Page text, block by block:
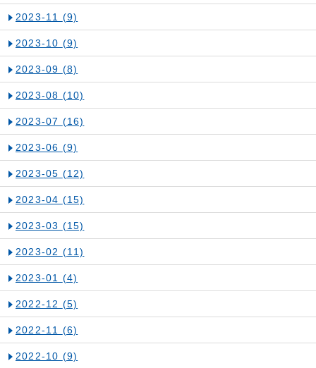
2023-11 (9)
2023-10 (9)
2023-09 (8)
2023-08 (10)
2023-07 (16)
2023-06 (9)
2023-05 (12)
2023-04 (15)
2023-03 (15)
2023-02 (11)
2023-01 (4)
2022-12 (5)
2022-11 (6)
2022-10 (9)